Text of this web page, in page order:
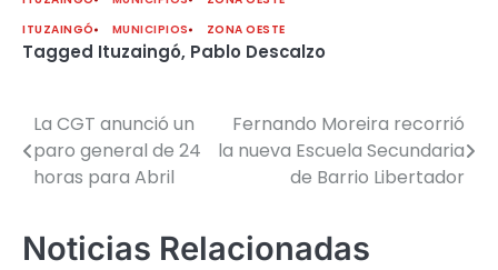
ITUZAINGÓ
MUNICIPIOS ZONA OESTE
Tagged Ituzaingó, Pablo Descalzo
Navegación
de
La CGT anunció un
paro general de 24
horas para Abril
Fernando Moreira recorrió
la nueva Escuela Secundaria
de Barrio Libertador
Noticias Relacionadas